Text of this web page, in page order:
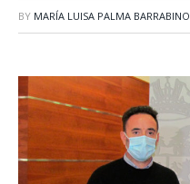
BY MARÍA LUISA PALMA BARRABINO